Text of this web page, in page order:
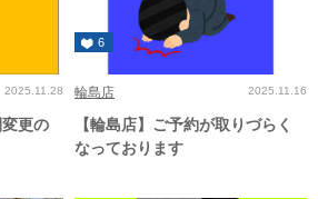
2025.11.28
変更の
6
輪島店 2025.11.16
【輪島店】ご予約が取りづらく
なっております